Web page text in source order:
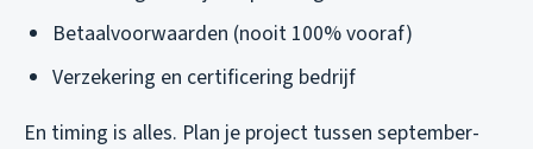
Betaalvoorwaarden (nooit 100% vooraf)
Verzekering en certificering bedrijf
En timing is alles. Plan je project tussen september-